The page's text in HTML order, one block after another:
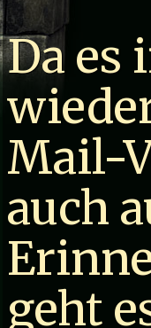
Da es
Mail-
auch
geht